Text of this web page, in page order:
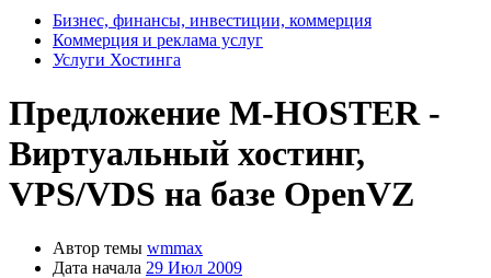
Бизнес, финансы, инвестиции, коммерция
Коммерция и реклама услуг
Услуги Хостинга
Предложение M-HOSTER -
Виртуальный хостинг,
VPS/VDS на базе OpenVZ
Автор темы wmmax
Дата начала 29 Июл 2009